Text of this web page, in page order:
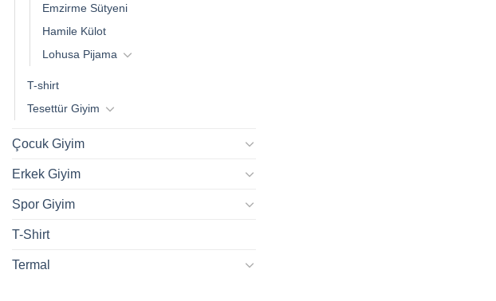
Emzirme Sütyeni
Hamile Külot
Lohusa Pijama
T-shirt
Tesettür Giyim
Çocuk Giyim
Erkek Giyim
Spor Giyim
T-Shirt
Termal